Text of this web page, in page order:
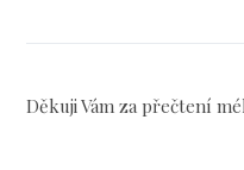
Děkuji Vám za přečtení